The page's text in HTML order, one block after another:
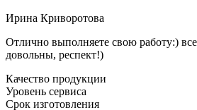
Ирина Криворотова
Отлично выполняете свою работу:)
довольны, респект!)
Качество продукции
Уровень сервиса
Срок изготовления